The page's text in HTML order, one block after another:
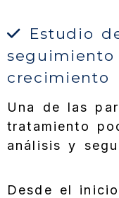
Estudio
crecimiento
Una de las
tratamiento
análisis y
Desde el